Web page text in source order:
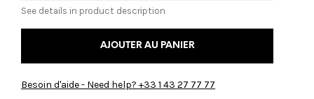
See details in product description
AJOUTER AU PANIER
Besoin d'aide - Need help? +33 1 43 27 77 77